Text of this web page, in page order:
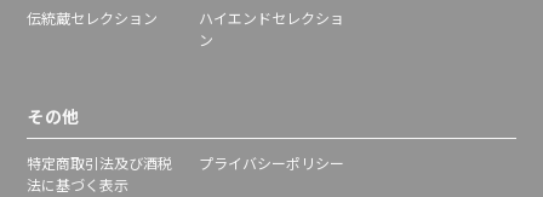
伝統蔵セレクション
ハイエンドセレクショ
ン
その他
特定商取引法及び酒税
法に基づく表示
プライバシーポリシー